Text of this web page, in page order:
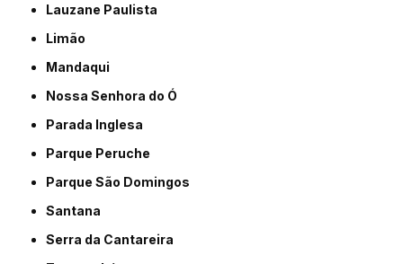
Lauzane Paulista
Limão
Mandaqui
Nossa Senhora do Ó
Parada Inglesa
Parque Peruche
Parque São Domingos
Santana
Serra da Cantareira